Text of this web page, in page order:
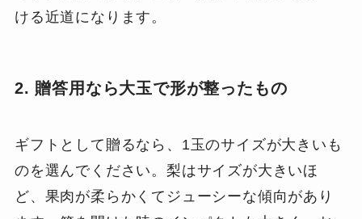
ける近道になります。
2. 贈答用なら大玉で形が整ったもの
ギフトとして贈るなら、1玉のサイズが大きいも
のを選んでください。梨はサイズが大きいほ
ど、果肉が柔らかくてジューシーな傾向があり